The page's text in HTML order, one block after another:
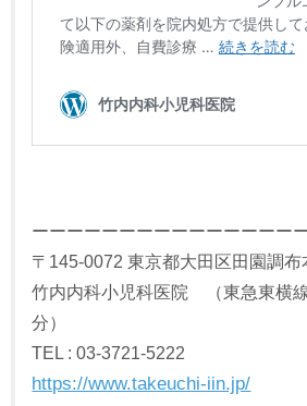
ーーーーーーーーーーーーーーー
〒145-0072 東京都大田区田園調布
竹内内科小児科医院 （東急東横
分）
TEL : 03-3721-5222
https://www.takeuchi-iin.jp/